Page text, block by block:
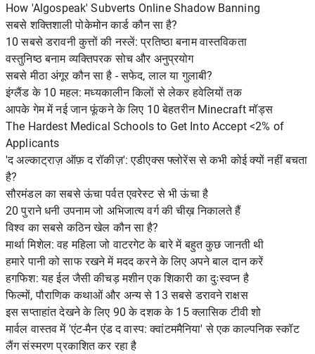
How 'Algospeak' Subverts Online Shadow Banning
सबसे शक्तिशाली पोकेमोन कार्ड कौन सा है?
10 सबसे डरावनी कुत्तों की नस्लें: प्रतिष्ठा बनाम वास्तविकता
वस्तुनिष्ठ बनाम व्यक्तिपरक सोच और अनुप्रयोग
सबसे मीठा अंगूर कौन सा है - सफेद, लाल या गुलाबी?
इंग्लैंड के 10 महल: मध्यकालीन किलों से लेकर हवेलियों तक
आपके गेम में नई जान फूंकने के लिए 10 बेहतरीन Minecraft मॉड्स
The Hardest Medical Schools to Get Into Accept <2% of
Applicants
'द अल्काट्राज़ ऑफ़ द रॉकीज़': एडीएक्स फ्लोरेंस से कभी कोई क्यों नहीं बचता
है?
सौरमंडल का सबसे ऊंचा पर्वत एवरेस्ट से भी ऊंचा है
20 पुराने धनी उपनाम जो अभिजात्य वर्ग की चीख़ निकालते हैं
विश्व का सबसे कठिन खेल कौन सा है?
मार्था मिशेल: वह महिला जो वाटरगेट के बारे में बहुत कुछ जानती थी
हमारे पानी को साफ रखने में मदद करने के लिए अपने बाल दान करें
हगफिश: यह ईल जैसी कीचड़ मशीन एक शिकारी का दुःस्वप्न है
फिल्मों, पौराणिक कथाओं और अन्य से 13 सबसे डरावने राक्षस
इस सप्ताहांत देखने के लिए 90 के दशक के 15 क्लासिक टीवी शो
मार्वल वास्तव में 'एंट-मैन एंड द वास्प: क्वांटममैनिया' से एक काल्पनिक स्कॉट
लैंग संस्मरण प्रकाशित कर रहा है